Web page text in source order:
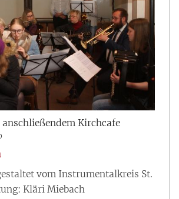
Kirchcafe
vom Instrumentalkreis St.
Kläri Miebach